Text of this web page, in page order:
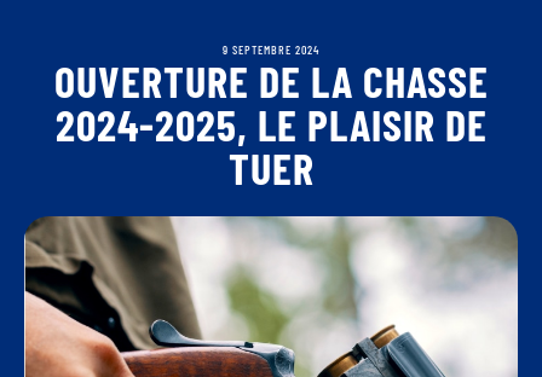
9 SEPTEMBRE 2024
OUVERTURE DE LA CHASSE
2024-2025, LE PLAISIR DE
TUER